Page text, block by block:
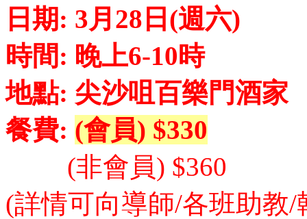
日期: 3月28日(週六)
時間: 晚上6-10時
地點: 尖沙咀百樂門酒家
餐費: (會員) $330
(非會員) $360
(詳情可向導師/各班助教/